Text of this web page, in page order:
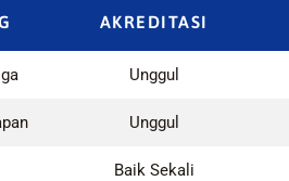
AKREDITASI
Unggul
Unggul
Baik Sekali